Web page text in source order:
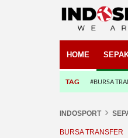
HOME
TAG #BURSA
INDOSPORT
BURSA TRANSFER